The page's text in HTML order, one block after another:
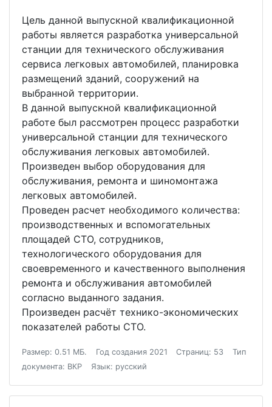
Цель данной выпускной квалификационной
работы является разработка универсальной
станции для технического обслуживания
сервиса легковых автомобилей, планировка
размещений зданий, сооружений на
выбранной территории.
В данной выпускной квалификационной
работе был рассмотрен процесс разработки
универсальной станции для технического
обслуживания легковых автомобилей.
Произведен выбор оборудования для
обслуживания, ремонта и шиномонтажа
легковых автомобилей.
Проведен расчет необходимого количества:
производственных и вспомогательных
площадей СТО, сотрудников,
технологического оборудования для
своевременного и качественного выполнения
ремонта и обслуживания автомобилей
согласно выданного задания.
Произведен расчёт технико-экономических
показателей работы СТО.
Размер: 0.51 МБ. Год создания 2021 Страниц: 53
Тип
документа: ВКР
Язык: русский